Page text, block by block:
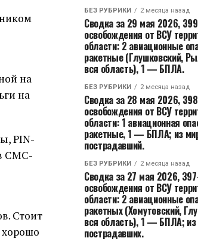
на
на
PIN-
СМС-
Стоит
БЕЗ РУБРИКИ 2 месяца назад
Сводка за 29 мая 2026,
освобождения от ВСУ
области: 2 авиационные
ракетные (Глушковский,
вся область), 1 — БПЛА.
БЕЗ РУБРИКИ 2 месяца назад
Сводка за 28 мая 2026,
освобождения от ВСУ
области: 1 авиационная
ракетные, 1 — БПЛА; из
пострадавший.
БЕЗ РУБРИКИ 2 месяца назад
Сводка за 27 мая 2026,
освобождения от ВСУ
области: 2 авиационные
ракетных (Хомутовский,
вся область), 1 — БПЛА;
пострадавших.